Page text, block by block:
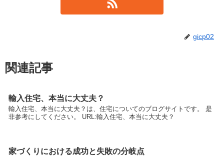
gicp02
関連記事
輸入住宅、本当に大丈夫？
輸入住宅、本当に大丈夫？は、住宅についてのブログサイトです。 是
非参考にしてください。 URL:輸入住宅、本当に大丈夫？
家づくりにおける成功と失敗の分岐点